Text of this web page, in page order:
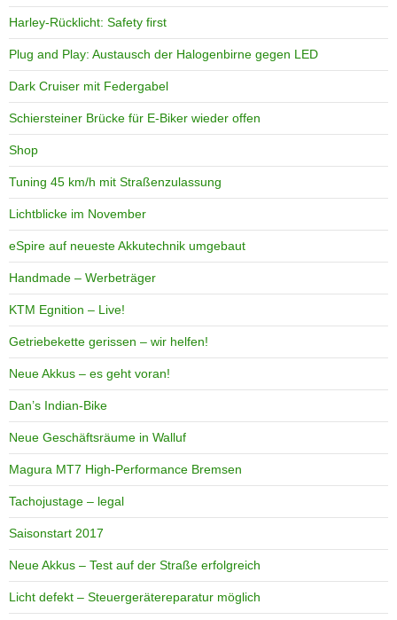
Harley-Rücklicht: Safety first
Plug and Play: Austausch der Halogenbirne gegen LED
Dark Cruiser mit Federgabel
Schiersteiner Brücke für E-Biker wieder offen
Shop
Tuning 45 km/h mit Straßenzulassung
Lichtblicke im November
eSpire auf neueste Akkutechnik umgebaut
Handmade – Werbeträger
KTM Egnition – Live!
Getriebekette gerissen – wir helfen!
Neue Akkus – es geht voran!
Dan’s Indian-Bike
Neue Geschäftsräume in Walluf
Magura MT7 High-Performance Bremsen
Tachojustage – legal
Saisonstart 2017
Neue Akkus – Test auf der Straße erfolgreich
Licht defekt – Steuergerätereparatur möglich